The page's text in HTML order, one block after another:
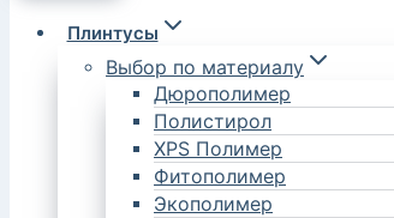
Плинтусы
Выбор по материалу
Дюрополимер
Полистирол
XPS Полимер
Фитополимер
Экополимер